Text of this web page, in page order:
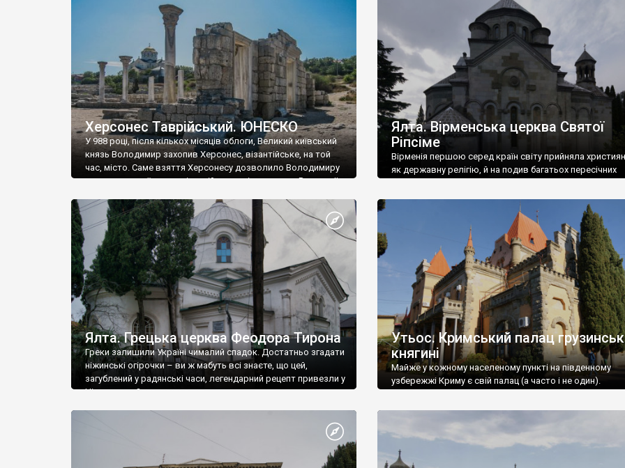
візантійської доби. Раритети викрадені з фондів об’єкту
культурної спадщини ЮНЕСКО «Херсонеса Таврійського».
Офіційно – на виставку «Золото Візантії», але експерти та
влада в Україні вважають це лише […]
називаються «повстяками» (postaki)…” “Вино. Крим
виробляє відмінне вино і його вдосталь: воно все
легке біле і дуже […]
Херсонес Таврійський. ЮНЕСКО
У 988 році, після кількох місяців облоги, Великий київський
князь Володимир захопив Херсонес, візантійське, на той
час, місто. Саме взяття Херсонесу дозволило Володимиру
диктувати свої умови візантійському імператору Василю ІІ,
Херсонесі Володимир-язичник, став Василем-
християнином. А потім було Хрещення Русі. На честь
Херсонесу Таврійського названо місто […]
Ялта. Вірменська церква Святої
Ріпсіме
Вірменія першою серед країн світу прийняла
як державну релігію, й на подив багатьох пересічних
Ялта. Грецька церква Феодора Тирона
Греки залишили Україні чималий спадок. Достатньо згадати
ніжинські огірочки – ви ж мабуть всі знаєте, що цей,
загублений у радянські часи, легендарний рецепт привезли у
Ніжин греки?
Утьос. Кримський палац
княгині
Майже у кожному населеному пункті на південному
узбережжі Криму є свій палац (а часто і не один).